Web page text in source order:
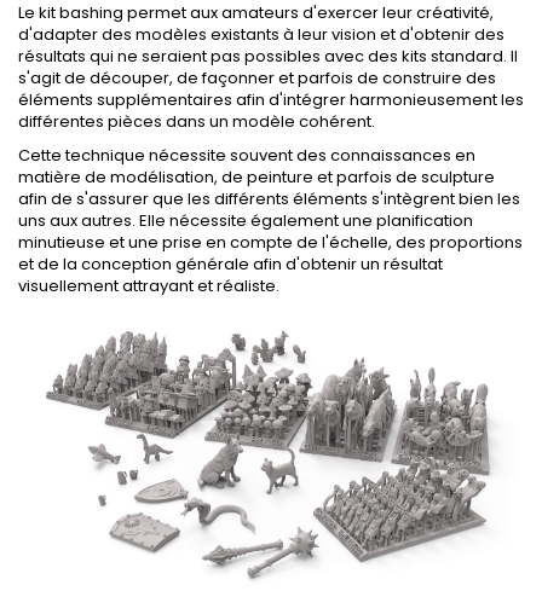
Le kit bashing permet aux amateurs d'exercer leur créativité,
d'adapter des modèles existants à leur vision et d'obtenir des
résultats qui ne seraient pas possibles avec des kits standard. Il
s'agit de découper, de façonner et parfois de construire des
éléments supplémentaires afin d'intégrer harmonieusement les
différentes pièces dans un modèle cohérent.
Cette technique nécessite souvent des connaissances en
matière de modélisation, de peinture et parfois de sculpture
afin de s'assurer que les différents éléments s'intègrent bien les
uns aux autres. Elle nécessite également une planification
minutieuse et une prise en compte de l'échelle, des proportions
et de la conception générale afin d'obtenir un résultat
visuellement attrayant et réaliste.